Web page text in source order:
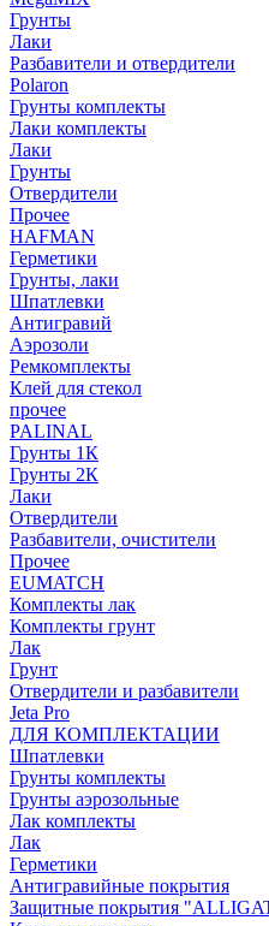
Грунты
Лаки
Разбавители и отвердители
Polaron
Грунты комплекты
Лаки комплекты
Лаки
Грунты
Отвердители
Прочее
HAFMAN
Герметики
Грунты, лаки
Шпатлевки
Антигравий
Аэрозоли
Ремкомплекты
Клей для стекол
прочее
PALINAL
Грунты 1К
Грунты 2К
Лаки
Отвердители
Разбавители, очистители
Прочее
EUMATCH
Комплекты лак
Комплекты грунт
Лак
Грунт
Отвердители и разбавители
Jeta Pro
ДЛЯ КОМПЛЕКТАЦИИ
Шпатлевки
Грунты комплекты
Грунты аэрозольные
Лак комплекты
Лак
Герметики
Антигравийные покрытия
Защитные покрытия